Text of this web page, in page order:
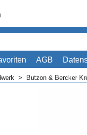
AGB
> Butzon & Bercker